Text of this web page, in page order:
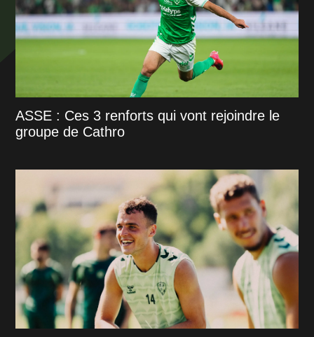
ASSE : Ces 3 renforts qui vont rejoindre le
groupe de Cathro